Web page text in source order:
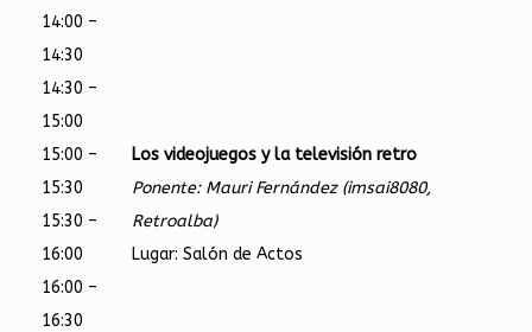
14:00 –
14:30
14:30 –
15:00
15:00 –
15:30
Los videojuegos y la televisión retro
Ponente: Mauri Fernández (imsai8080,
Retroalba)
Lugar: Salón de Actos
15:30 –
16:00
16:00 –
16:30